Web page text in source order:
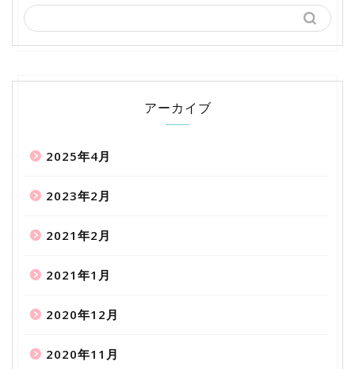
アーカイブ
2025年4月
2023年2月
2021年2月
2021年1月
2020年12月
2020年11月